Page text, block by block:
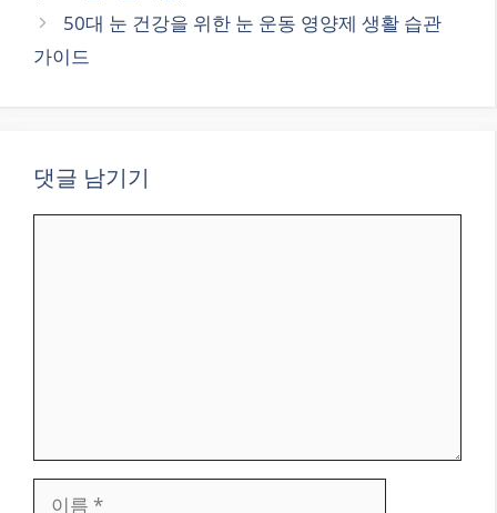
50대 눈 건강을 위한 눈 운동 영양제 생활 습관
가이드
댓글 남기기